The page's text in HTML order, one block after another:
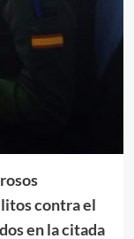
contra el
en la citada